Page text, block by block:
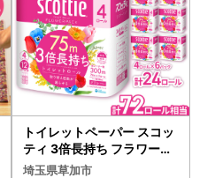
トイレットペーパー スコッ
ティ 3倍長持ち フラワーパ
ック 4ロール×6P
埼玉県草加市